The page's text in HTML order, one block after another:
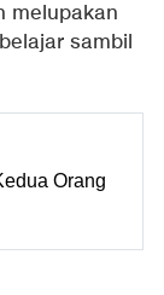
melupakan
sambil
Orang